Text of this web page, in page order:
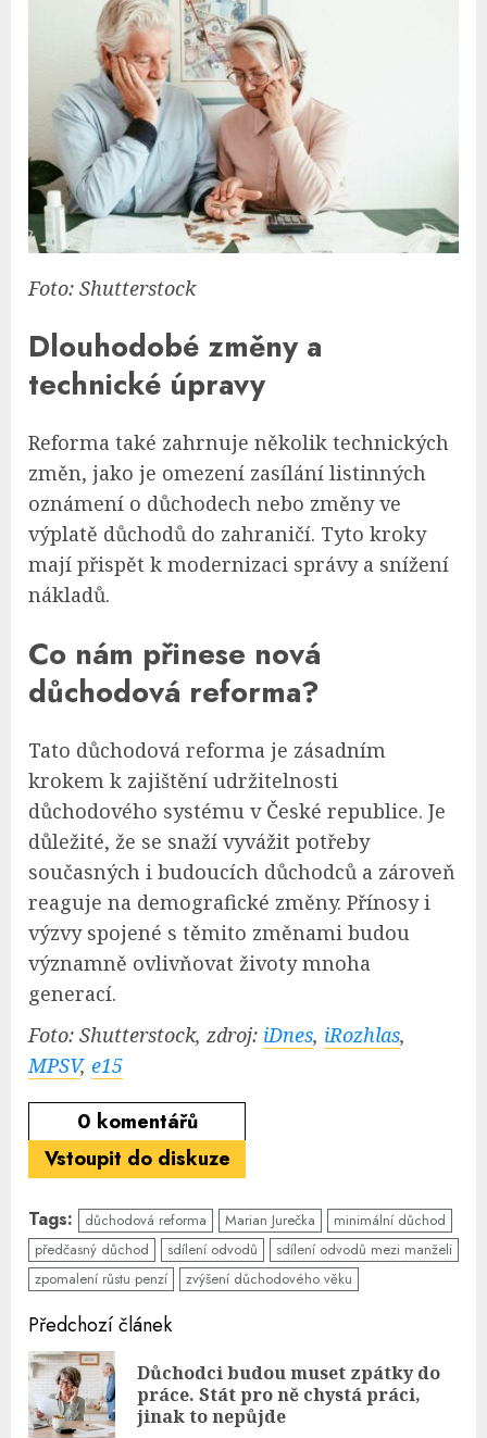
Foto: Shutterstock
Dlouhodobé změny a
technické úpravy
Reforma také zahrnuje několik technických
změn, jako je omezení zasílání listinných
oznámení o důchodech nebo změny ve
výplatě důchodů do zahraničí. Tyto kroky
mají přispět k modernizaci správy a snížení
nákladů.
Co nám přinese nová
důchodová reforma?
Tato důchodová reforma je zásadním
krokem k zajištění udržitelnosti
důchodového systému v České republice. Je
důležité, že se snaží vyvážit potřeby
současných i budoucích důchodců a zároveň
reaguje na demografické změny. Přínosy i
výzvy spojené s těmito změnami budou
významně ovlivňovat životy mnoha
generací.
Foto: Shutterstock, zdroj: iDnes, iRozhlas,
MPSV, e15
0 komentářů
Vstoupit do diskuze
Tags: důchodová reforma Marian Jurečka
minimální důchod
předčasný důchod
sdílení odvodů
sdílení odvodů mezi manželi
zpomalení růstu penzí
zvýšení důchodového věku
Continue
Reading
Předchozí článek
Důchodci budou muset zpátky do
práce. Stát pro ně chystá práci,
jinak to nepůjde